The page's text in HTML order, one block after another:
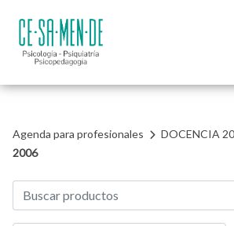
Agenda para profesionales DOCENCIA
2006